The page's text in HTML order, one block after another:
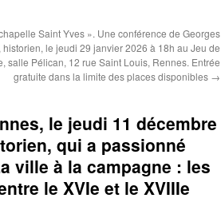
Saint Yves ». Une conférence de Georges
historien, le jeudi 29 janvier 2026 à 18h au Jeu de
salle Pélican, 12 rue Saint Louis, Rennes. Entrée
gratuite dans la limite des places disponibles →
le jeudi 11 décembre
qui a passionné
ville à la campagne : les
le XVIe et le XVIIIe